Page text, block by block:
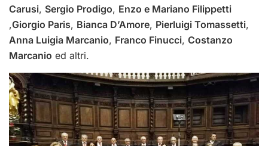
Carusi, Sergio Prodigo, Enzo e Mariano Filippetti
,Giorgio Paris, Bianca D’Amore, Pierluigi Tomassetti,
Anna Luigia Marcanio, Franco Finucci, Costanzo
Marcanio ed altri.